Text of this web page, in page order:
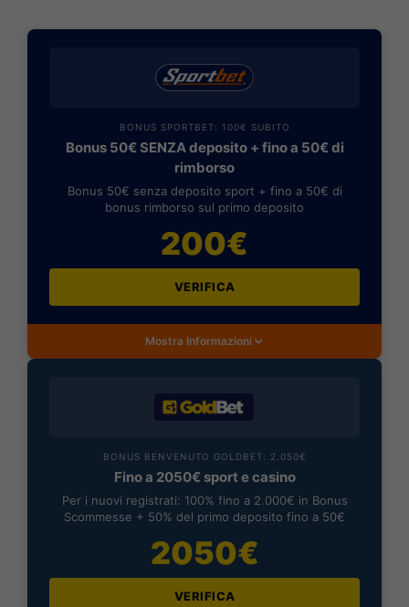
BONUS SPORTBET: 100€ SUBITO
Bonus 50€ SENZA deposito + fino a 50€ di
rimborso
Bonus 50€ senza deposito sport + fino a 50€ di
bonus rimborso sul primo deposito
200€
VERIFICA
Mostra Informazioni
BONUS BENVENUTO GOLDBET: 2.050€
Fino a 2050€ sport e casino
Per i nuovi registrati: 100% fino a 2.000€ in Bonus
Scommesse + 50% del primo deposito fino a 50€
2050€
VERIFICA